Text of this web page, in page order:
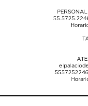
5557252246